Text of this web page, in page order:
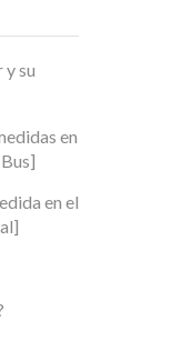
y su
en
en el